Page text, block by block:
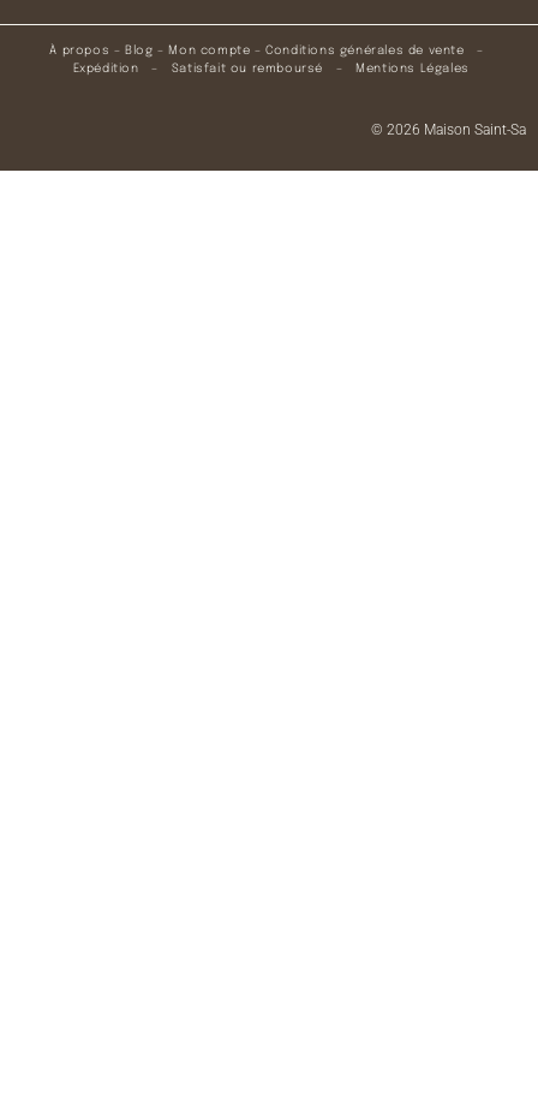
À propos – Blog – Mon compte –Conditions générales de vente –
Expédition – Satisfait ou remboursé – Mentions Légales
© 2026 Maison Saint-Sa